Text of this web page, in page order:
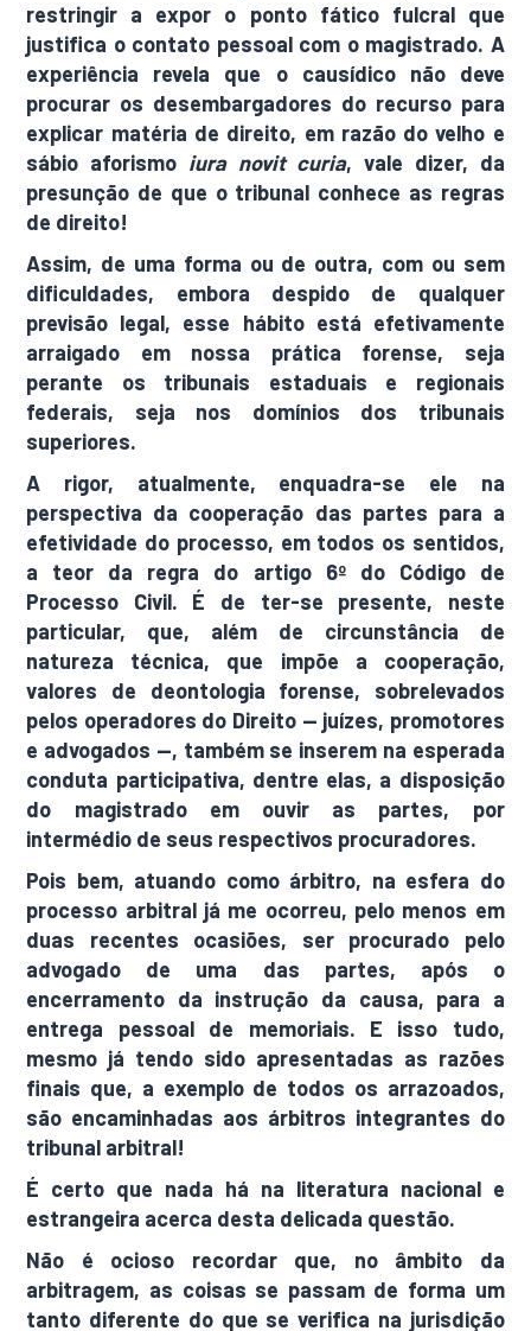
restringir a expor o ponto fático fulcral que
justifica o contato pessoal com o magistrado. A
experiência revela que o causídico não deve
procurar os desembargadores do recurso para
explicar matéria de direito, em razão do velho e
sábio aforismo iura novit curia, vale dizer, da
presunção de que o tribunal conhece as regras
de direito!
Assim, de uma forma ou de outra, com ou sem
dificuldades, embora despido de qualquer
previsão legal, esse hábito está efetivamente
arraigado em nossa prática forense, seja
perante os tribunais estaduais e regionais
federais, seja nos domínios dos tribunais
superiores.
A rigor, atualmente, enquadra-se ele na
perspectiva da cooperação das partes para a
efetividade do processo, em todos os sentidos,
a teor da regra do artigo 6º do Código de
Processo Civil. É de ter-se presente, neste
particular, que, além de circunstância de
natureza técnica, que impõe a cooperação,
valores de deontologia forense, sobrelevados
pelos operadores do Direito — juízes, promotores
e advogados —, também se inserem na esperada
conduta participativa, dentre elas, a disposição
do magistrado em ouvir as partes, por
intermédio de seus respectivos procuradores.
Pois bem, atuando como árbitro, na esfera do
processo arbitral já me ocorreu, pelo menos em
duas recentes ocasiões, ser procurado pelo
advogado de uma das partes, após o
encerramento da instrução da causa, para a
entrega pessoal de memoriais. E isso tudo,
mesmo já tendo sido apresentadas as razões
finais que, a exemplo de todos os arrazoados,
são encaminhadas aos árbitros integrantes do
tribunal arbitral!
É certo que nada há na literatura nacional e
estrangeira acerca desta delicada questão.
Não é ocioso recordar que, no âmbito da
arbitragem, as coisas se passam de forma um
tanto diferente do que se verifica na jurisdição